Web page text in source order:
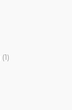
(1)